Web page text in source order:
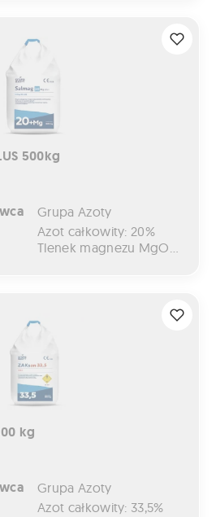
500kg
Grupa Azoty
Azot całkowity: 20%
Tlenek magnezu MgO całkowity: 8%
kg
Grupa Azoty
Azot całkowity: 33,5%